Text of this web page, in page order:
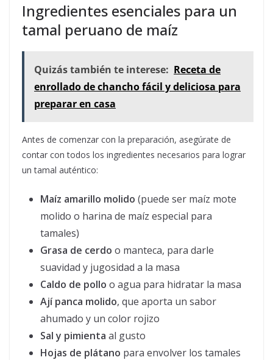
Ingredientes esenciales para un
tamal peruano de maíz
Quizás también te interese: Receta de
enrollado de chancho fácil y deliciosa para
preparar en casa
Antes de comenzar con la preparación, asegúrate de
contar con todos los ingredientes necesarios para lograr
un tamal auténtico:
Maíz amarillo molido (puede ser maíz mote
molido o harina de maíz especial para
tamales)
Grasa de cerdo o manteca, para darle
suavidad y jugosidad a la masa
Caldo de pollo o agua para hidratar la masa
Ají panca molido, que aporta un sabor
ahumado y un color rojizo
Sal y pimienta al gusto
Hojas de plátano para envolver los tamales